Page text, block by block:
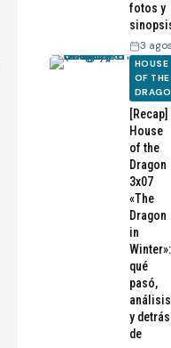
fotos y
3
HOUSE
OF THE
[Recap]
House
of the
Dragon
3x07
«The
Dragon
in
Winter»:
qué
pasó,
análisis
y detrás
de